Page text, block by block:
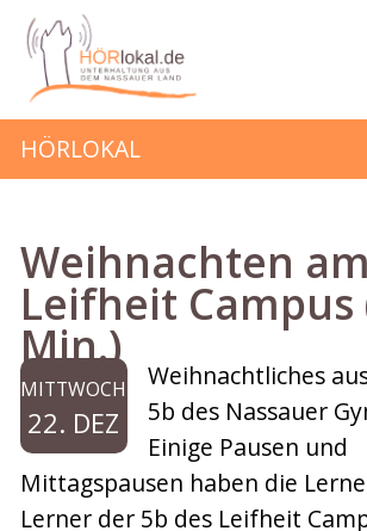
HÖRLOKAL
Hörbeiträge
Über das Projekt
Mitmachen
Kontakt
Weihnachten am
Leifheit Campus
Min.)
MITTWOCH
22. DEZ
Weihnachtliches
5b des Nassauer
Einige Pausen und
Mittagspausen haben die
Lerner der 5b des Leifheit